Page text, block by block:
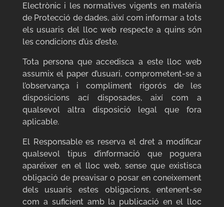
Electrònic i les normatives vigents en matèria
de Protecció de dades, així com informar a tots
els usuaris del lloc web respecte a quins són
les condicions d’ús d’este.
Tota persona que accedisca a este lloc web
assumix el paper d’usuari, comprometent-se a
l’observança i compliment rigorós de les
disposicions ací disposades, així com a
qualsevol altra disposició legal que fora
aplicable.
El Responsable es reserva el dret a modificar
qualsevol tipus d’informació que poguera
aparéixer en el lloc web, sense que existisca
obligació de preavisar o posar en coneixement
dels usuaris estes obligacions, entenent-se
com a suficient amb la publicació en el lloc